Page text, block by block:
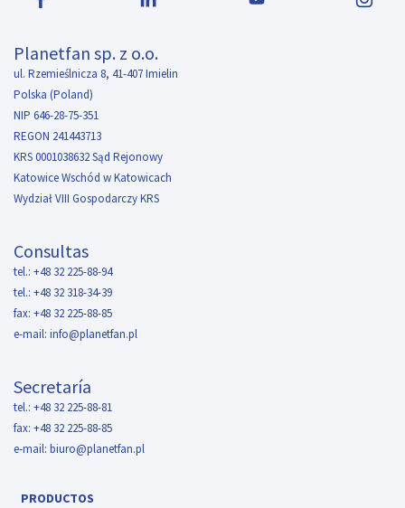
Planetfan sp. z o.o.
ul. Rzemieślnicza 8, 41-407 Imielin
Polska (Poland)
NIP 646-28-75-351
REGON 241443713
KRS 0001038632 Sąd Rejonowy
Katowice Wschód w Katowicach
Wydział VIII Gospodarczy KRS
Consultas
tel.: +48 32 225-88-94
tel.: +48 32 318-34-39
fax: +48 32 225-88-85
e-mail: info@planetfan.pl
Secretaría
tel.: +48 32 225-88-81
fax: +48 32 225-88-85
e-mail: biuro@planetfan.pl
PRODUCTOS